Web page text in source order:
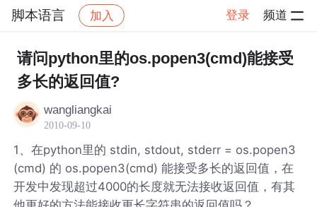
脚本语言 加入 登录 频道
社区 脚本语言
请问python里的os.popen3(cmd)能接受
多长的返回值?
wangliangkai
2010-09-10
1、在python里的 stdin, stdout, stderr = os.popen3
(cmd) 的 os.popen3(cmd) 能接受多长的返回值，在
开发中发现超过4000的长度就无法接收返回值，有其